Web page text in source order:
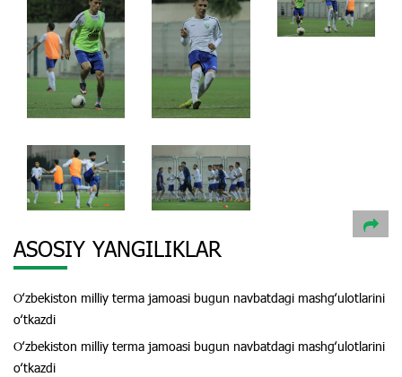
ASOSIY YANGILIKLAR
Oʻzbekiston milliy terma jamoasi bugun navbatdagi mashgʻulotlarini
oʻtkazdi
Oʻzbekiston milliy terma jamoasi bugun navbatdagi mashgʻulotlarini
oʻtkazdi